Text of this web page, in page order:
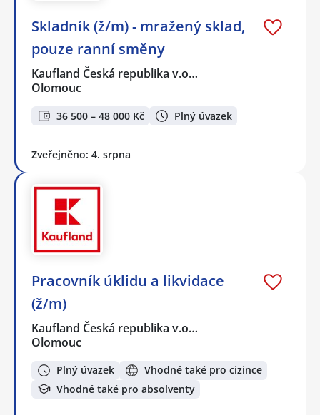
Skladník (ž/m) - mražený sklad,
pouze ranní směny
Kaufland Česká republika v.o…
Olomouc
36 500 – 48 000 Kč Plný úvazek
Zveřejněno: 4. srpna
Pracovník úklidu a likvidace
(ž/m)
Kaufland Česká republika v.o…
Olomouc
Plný úvazek
Vhodné také pro cizince
Vhodné také pro absolventy